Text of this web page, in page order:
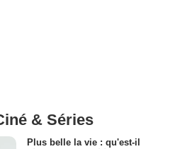
& Séries
Plus belle la vie : qu'est-il